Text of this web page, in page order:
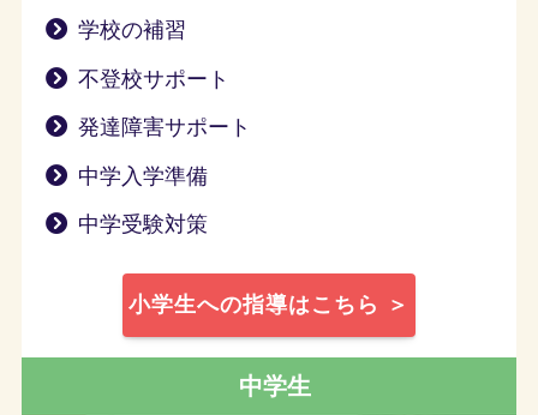
学校の補習
不登校サポート
発達障害サポート
中学入学準備
中学受験対策
小学生への指導はこちら ＞
中学生